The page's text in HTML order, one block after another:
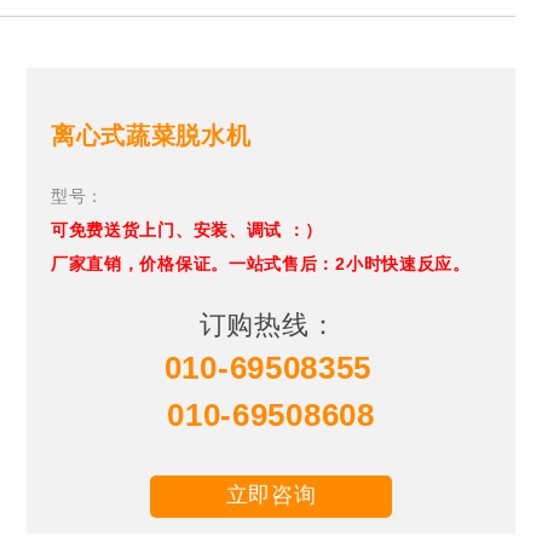
离心式蔬菜脱水机
型号：
可免费送货上门、安装、调试 ：）
厂家直销，价格保证。一站式售后：2小时快速反应。
订购热线：
010-69508355
010-69508608
立即咨询